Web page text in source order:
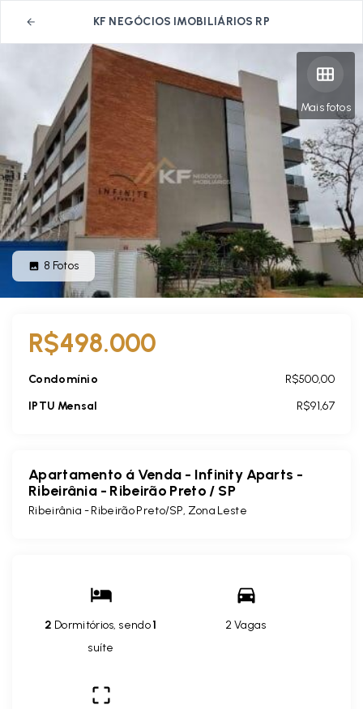
KF NEGÓCIOS IMOBILIÁRIOS RP
Mais fotos
8 Fotos
R$498.000
Condomínio
R$500,00
IPTU Mensal
R$91,67
Apartamento á Venda - Infinity Aparts -
Ribeirânia - Ribeirão Preto / SP
Ribeirânia - Ribeirão Preto/SP, Zona Leste
2 Dormitórios, sendo1
suíte
2 Vagas